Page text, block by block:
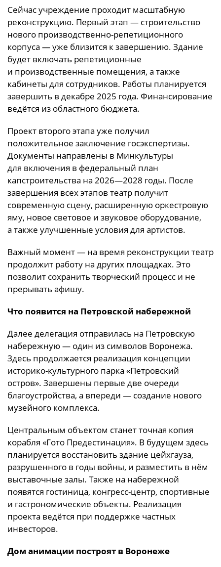
Сейчас учреждение проходит масштабную
реконструкцию. Первый этап — строительство
нового производственно-репетиционного
корпуса — уже близится к завершению. Здание
будет включать репетиционные
и производственные помещения, а также
кабинеты для сотрудников. Работы планируется
завершить в декабре 2025 года. Финансирование
ведётся из областного бюджета.
Проект второго этапа уже получил
положительное заключение госэкспертизы.
Документы направлены в Минкультуры
для включения в федеральный план
капстроительства на 2026—2028 годы. После
завершения всех этапов театр получит
современную сцену, расширенную оркестровую
яму, новое световое и звуковое оборудование,
а также улучшенные условия для артистов.
Важный момент — на время реконструкции театр
продолжит работу на других площадках. Это
позволит сохранить творческий процесс и не
прерывать афишу.
Что появится на Петровской набережной
Далее делегация отправилась на Петровскую
набережную — один из символов Воронежа.
Здесь продолжается реализация концепции
историко-культурного парка «Петровский
остров». Завершены первые две очереди
благоустройства, а впереди — создание нового
музейного комплекса.
Центральным объектом станет точная копия
корабля «Гото Предестинация». В будущем здесь
планируется восстановить здание цейхгауза,
разрушенного в годы войны, и разместить в нём
выставочные залы. Также на набережной
появятся гостиница, конгресс-центр, спортивные
и гастрономические объекты. Реализация
проекта ведётся при поддержке частных
инвесторов.
Дом анимации построят в Воронеже